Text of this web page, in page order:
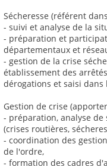
Sécheresse (référent
- suivi et analyse de la
- préparation et
départementaux et
- gestion de la crise
établissement des
dérogations et saisi
Gestion de crise
- préparation, analyse
(crises routières,
- coordination des
de l'ordre,
- formation des cadres